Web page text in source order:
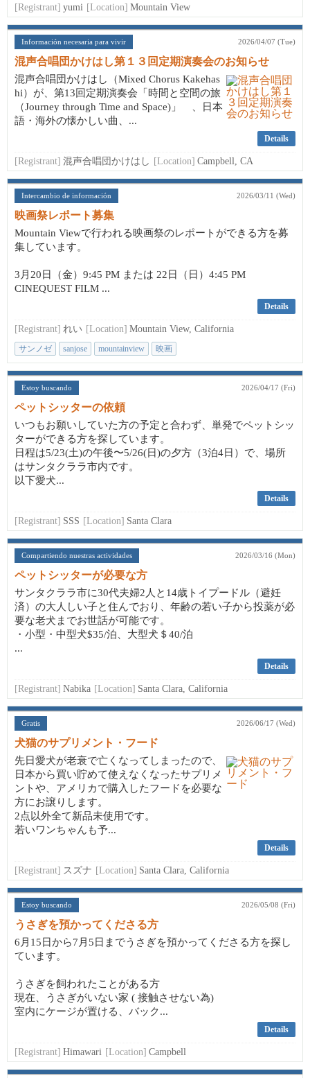
[Registrant] yumi [Location] Mountain View
Información necesaria para vivir 2026/04/07 (Tue)
混声合唱団かけはし第１３回定期演奏会のお知らせ
混声合唱団かけはし（Mixed Chorus Kakehas
hi）が、第13回定期演奏会「時間と空間の旅
（Journey through Time and Space)」 、日本
語・海外の懐かしい曲、...
Details
[Registrant] 混声合唱団かけはし [Location] Campbell, CA
Intercambio de información 2026/03/11 (Wed)
映画祭レポート募集
Mountain Viewで行われる映画祭のレポートができる方を募
集しています。
3月20日（金）9:45 PM または 22日（日）4:45 PM
CINEQUEST FILM ...
Details
[Registrant] れい [Location] Mountain View, California
サンノゼ sanjose mountainview 映画
Estoy buscando 2026/04/17 (Fri)
ペットシッターの依頼
いつもお願いしていた方の予定と合わず、単発でペットシッ
ターができる方を探しています。
日程は5/23(土)の午後〜5/26(日)の夕方（3泊4日）で、場所
はサンタクララ市内です。
以下愛犬...
Details
[Registrant] SSS [Location] Santa Clara
Compartiendo nuestras actividades 2026/03/16 (Mon)
ペットシッターが必要な方
サンタクララ市に30代夫婦2人と14歳トイプードル（避妊
済）の大人しい子と住んでおり、年齢の若い子から投薬が必
要な老犬までお世話が可能です。
・小型・中型犬$35/泊、大型犬＄40/泊
...
Details
[Registrant] Nabika [Location] Santa Clara, California
Gratis 2026/06/17 (Wed)
犬猫のサプリメント・フード
先日愛犬が老衰で亡くなってしまったので、
日本から買い貯めて使えなくなったサプリメ
ントや、アメリカで購入したフードを必要な
方にお譲りします。
2点以外全て新品未使用です。
若いワンちゃんも予...
Details
[Registrant] スズナ [Location] Santa Clara, California
Estoy buscando 2026/05/08 (Fri)
うさぎを預かってくださる方
6月15日から7月5日までうさぎを預かってくださる方を探し
ています。
うさぎを飼われたことがある方
現在、うさぎがいない家 ( 接触させない為)
室内にケージが置ける、バック...
Details
[Registrant] Himawari [Location] Campbell